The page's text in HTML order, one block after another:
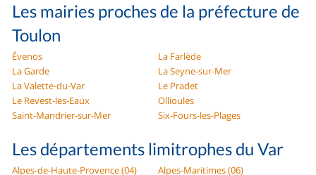
Les mairies proches de la préfecture de
Toulon
Évenos
La Farlède
La Garde
La Seyne-sur-Mer
La Valette-du-Var
Le Pradet
Le Revest-les-Eaux
Ollioules
Saint-Mandrier-sur-Mer
Six-Fours-les-Plages
Les départements limitrophes du Var
Alpes-de-Haute-Provence (04) Alpes-Maritimes (06)